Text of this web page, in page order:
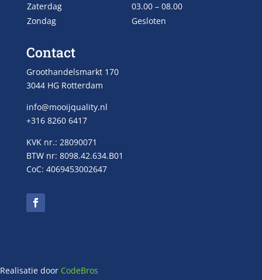
Zaterdag
03.00 – 08.00
Zondag
Gesloten
Contact
Groothandelsmarkt 170
3044 HG Rotterdam
info@mooijquality.nl
+316 8260 6417
KVK nr.: 28090071
BTW nr: 8098.42.634.B01
CoC: 4069453002647
Realisatie door CodeBros